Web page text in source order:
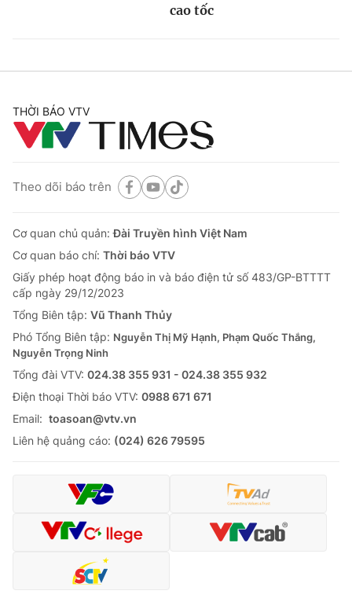
cao tốc
THỜI BÁO VTV
Theo dõi báo trên
Cơ quan chủ quản:Đài Truyền hình Việt Nam
Cơ quan báo chí: Thời báo VTV
Giấy phép hoạt động báo in và báo điện tử số 483/GP-BTTTT
cấp ngày 29/12/2023
Tổng Biên tập: Vũ Thanh Thủy
Phó Tổng Biên tập: Nguyễn Thị Mỹ Hạnh, Phạm Quốc Thắng,
Nguyễn Trọng Ninh
Tổng đài VTV: 024.38 355 931 - 024.38 355 932
Ðiện thoại Thời báo VTV: 0988 671 671
Email: toasoan@vtv.vn
Liên hệ quảng cáo: (024) 626 79595